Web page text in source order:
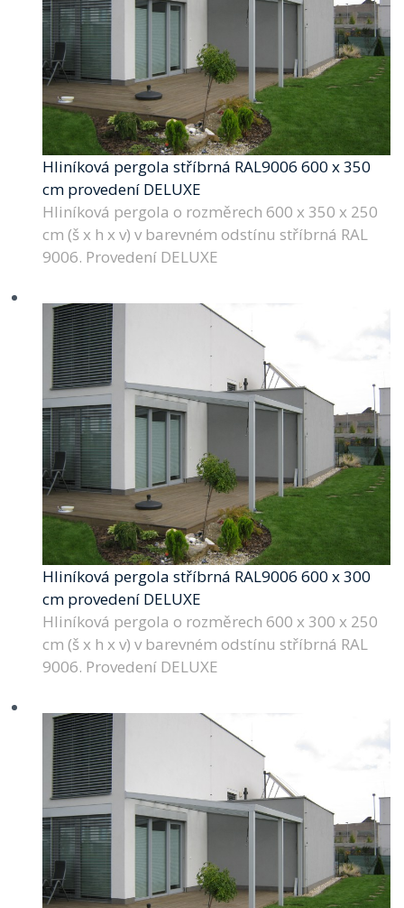
Hliníková pergola stříbrná RAL9006 600 x 350
cm provedení DELUXE
Hliníková pergola o rozměrech 600 x 350 x 250
cm (š x h x v) v barevném odstínu stříbrná RAL
9006. Provedení DELUXE
Hliníková pergola stříbrná RAL9006 600 x 300
cm provedení DELUXE
Hliníková pergola o rozměrech 600 x 300 x 250
cm (š x h x v) v barevném odstínu stříbrná RAL
9006. Provedení DELUXE